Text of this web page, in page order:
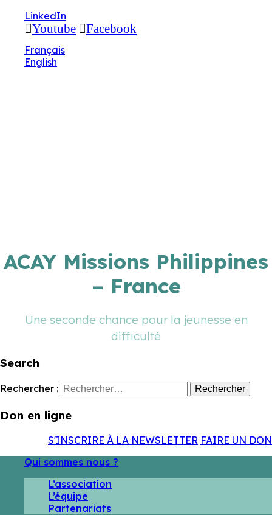
LinkedIn
Youtube Facebook
Français
English
ACAY Missions Philippines
– France
Une seconde chance pour la jeunesse en
difficulté
Search
Rechercher :
Don en ligne
S'INSCRIRE À LA NEWSLETTER FAIRE UN DON
Qui sommes nous ?
L’association
L’équipe
Partenariats
🔧 Notre site fait peau neuve ! Informations et
charte graphique en cours de mise à jour : merci
pour votre patience.